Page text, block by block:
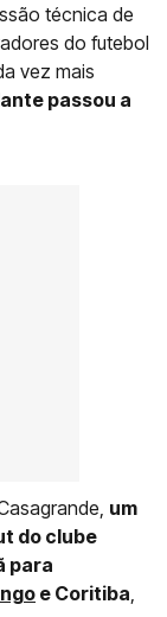
técnica de
do futebol
vez mais
passou a
um
do clube
para
e Coritiba